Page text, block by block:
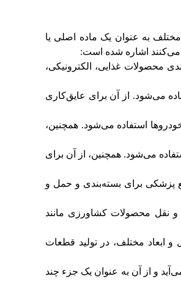
به عنوان یک ماده اصلی یا
می‌کنند اشاره شده است:
محصولات غذایی، الکترونیکی،
می‌شود. از آن برای عایق‌کاری
استفاده می‌شود. همچنین،
می‌شود. همچنین، از آن برای
پزشکی برای بسته‌بندی و حمل و
و نقل محصولات کشاورزی مانند
و ابعاد مختلف، در تولید قطعات
و از آن به عنوان یک جزء چند